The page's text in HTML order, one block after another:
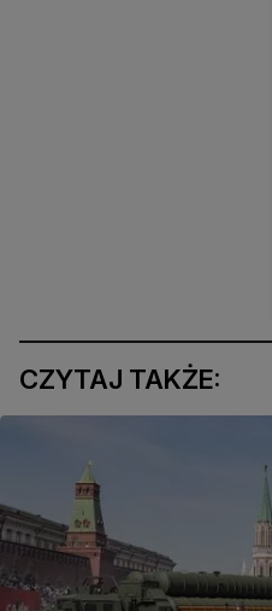
CZYTAJ TAKŻE: